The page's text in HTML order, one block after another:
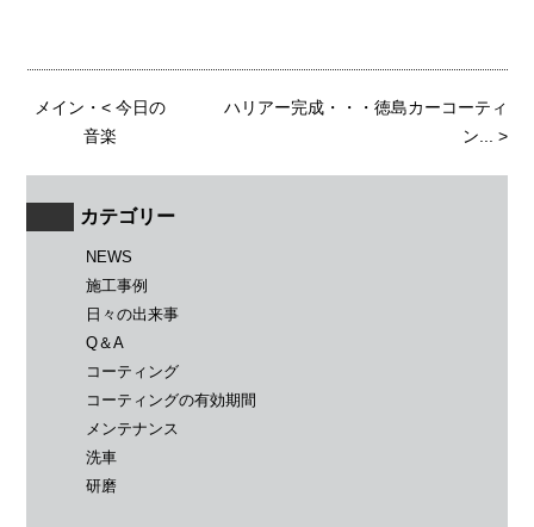
メイン ・< 今日の
音楽
ハリアー完成・・・徳島カーコーティ
ン... >
カテゴリー
NEWS
施工事例
日々の出来事
Q＆A
コーティング
コーティングの有効期間
メンテナンス
洗車
研磨